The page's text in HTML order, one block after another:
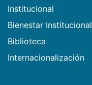
Institucional
Bienestar Institucional
Biblioteca
Internacionalización